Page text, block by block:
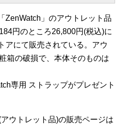
ZenWatch」のアウトレット品
円のところ26,800円(税込)に
アにて販売されている。アウ
箱の破損で、本体そのものは
専用 ストラップがプレゼント
ウトレット品)の販売ページは